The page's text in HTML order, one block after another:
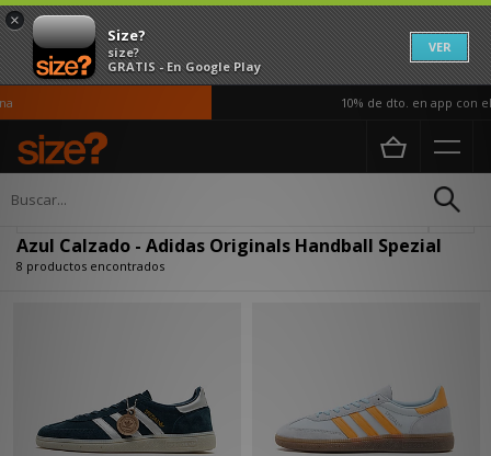
×
Size?
size?
GRATIS - En Google Play
VER
10% de dto. en app con el
Página principal
Azul Calzado - Adidas Originals Handball Spezial
8 productos encontrados